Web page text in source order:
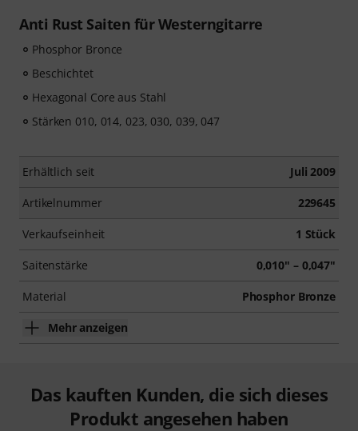
Anti Rust Saiten für Westerngitarre
Phosphor Bronce
Beschichtet
Hexagonal Core aus Stahl
Stärken 010, 014, 023, 030, 039, 047
Erhältlich seit Juli 2009
Artikelnummer 229645
Verkaufseinheit 1 Stück
Saitenstärke 0,010" – 0,047"
Material Phosphor Bronze
Mehr anzeigen
Das kauften Kunden, die sich dieses
Produkt angesehen haben